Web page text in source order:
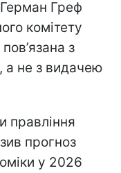
Греф
комітету
з
а не з видачею
правління
прогноз
у 2026